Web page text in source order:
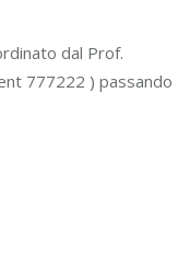
dal Prof.
777222 ) passando